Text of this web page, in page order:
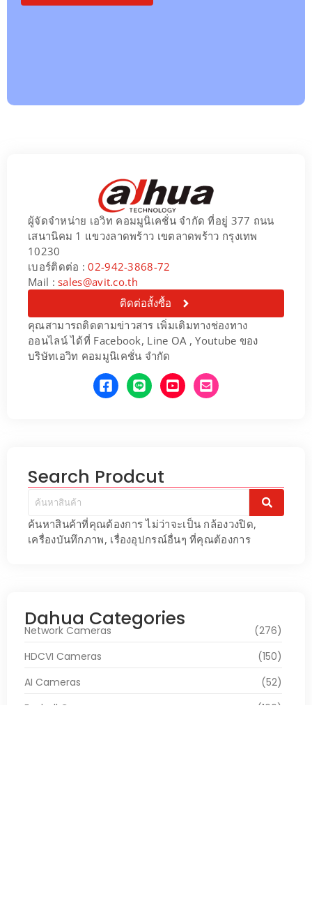
ผู้จัดจำหน่าย เอวิท คอมมูนิเคชั่น จำกัด ที่อยู่ 377 ถนน
เสนานิคม 1 แขวงลาดพร้าว เขตลาดพร้าว กรุงเทพ
10230
เบอร์ติดต่อ :02-942-3868-72
Mail :sales@avit.co.th
ติดต่อสั้งซื้อ
คุณสามารถติดตามข่าวสาร เพิ่มเติมทางช่องทาง
ออนไลน์ ได้ที่ Facebook, Line OA , Youtube ของ
บริษัทเอวิท คอมมูนิเคชั่น จำกัด
Search Prodcut
ค้นหาสินค้าที่คุณต้องการ ไม่ว่าจะเป็น กล้องวงปิด,
เครื่องบันทึกภาพ, เรื่องอุปกรณ์อื่นๆ ที่คุณต้องการ
Dahua Categories
Network Cameras
(276)
HDCVI Cameras
(150)
AI Cameras
(52)
Eyeball Cameras
(166)